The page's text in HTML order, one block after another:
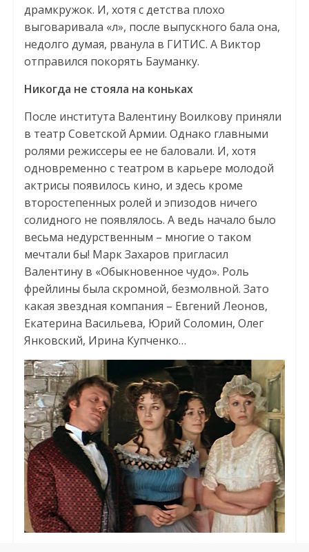
драмкружок. И, хотя с детства плохо
выговаривала «л», после выпускного бала она,
недолго думая, рванула в ГИТИС. А Виктор
отправился покорять Бауманку.
Никогда не стояла на коньках
После института Валентину Воилкову приняли
в театр Советской Армии. Однако главными
ролями режиссеры ее не баловали. И, хотя
одновременно с театром в карьере молодой
актрисы появилось кино, и здесь кроме
второстепенных ролей и эпизодов ничего
солидного не появлялось. А ведь начало было
весьма недурственным – многие о таком
мечтали бы! Марк Захаров пригласил
Валентину в «Обыкновенное чудо». Роль
фрейлины была скромной, безмолвной. Зато
какая звездная компания – Евгений Леонов,
Екатерина Васильева, Юрий Соломин, Олег
Янковский, Ирина Купченко…